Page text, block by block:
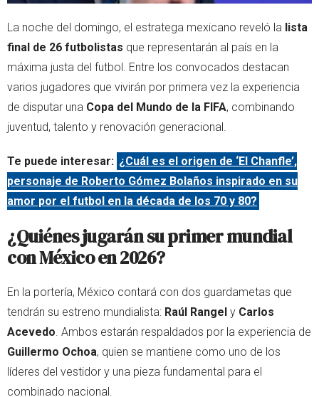
La noche del domingo, el estratega mexicano reveló la lista
final de 26 futbolistas que representarán al país en la
máxima justa del futbol. Entre los convocados destacan
varios jugadores que vivirán por primera vez la experiencia
de disputar una Copa del Mundo de la FIFA, combinando
juventud, talento y renovación generacional.
Te puede interesar: ¿Cuál es el origen de ‘El Chanfle’,
personaje de Roberto Gómez Bolaños inspirado en su
amor por el futbol en la década de los 70 y 80?
¿Quiénes jugarán su primer mundial
con México en 2026?
En la portería, México contará con dos guardametas que
tendrán su estreno mundialista: Raúl Rangel y Carlos
Acevedo. Ambos estarán respaldados por la experiencia de
Guillermo Ochoa, quien se mantiene como uno de los
líderes del vestidor y una pieza fundamental para el
combinado nacional.